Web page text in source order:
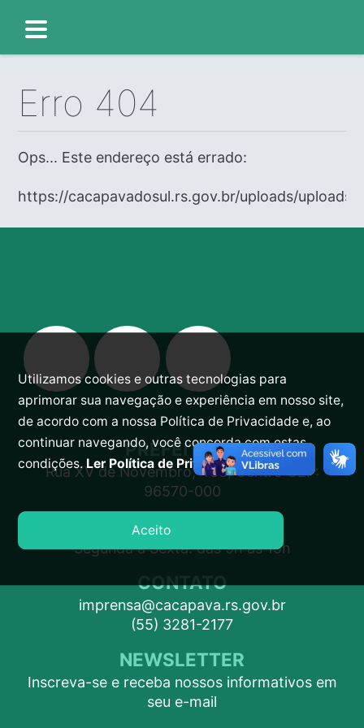
Erro 404
Ops... Este endereço está errado:
https://cacapavadosul.rs.gov.br/uploads/
PREFEITURA
Rua XV de Novembro, 438, Centro CEP:
96570-000
ATENDIMENTO
Segunda a Sexta: das 9h às 15h
CONTATO
imprensa@cacapava.rs.gov.br
(55) 3281-2177
NEWSLETTER
Inscreva-se e receba nossos informativos em
seu e-mail
Utilizamos cookies e outras tecnologias para
aprimorar sua navegação e experiência em nosso site,
de acordo com a nossa Política de Privacidade e, ao
continuar navegando, você concorda com estas
condições.Ler Política de Privacidade.
Aceito